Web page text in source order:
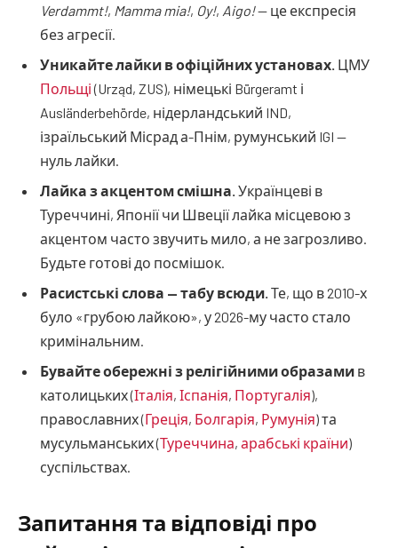
Verdammt!, Mamma mia!, Oy!, Aigo!— це експресія
без агресії.
Уникайте лайки в офіційних установах. ЦМУ
Польщі(Urząd, ZUS), німецькі Bürgeramt і
Ausländerbehörde, нідерландський IND,
ізраїльський Місрад а-Пнім, румунський IGI —
нуль лайки.
Лайка з акцентом смішна. Українцеві в
Туреччині, Японії чи Швеції лайка місцевою з
акцентом часто звучить мило, а не загрозливо.
Будьте готові до посмішок.
Расистські слова — табу всюди. Те, що в 2010-х
було «грубою лайкою», у 2026-му часто стало
кримінальним.
Бувайте обережні з релігійними образами в
католицьких (Італія, Іспанія, Португалія),
православних (Греція, Болгарія, Румунія) та
мусульманських (Туреччина, арабські країни)
суспільствах.
Запитання та відповіді про